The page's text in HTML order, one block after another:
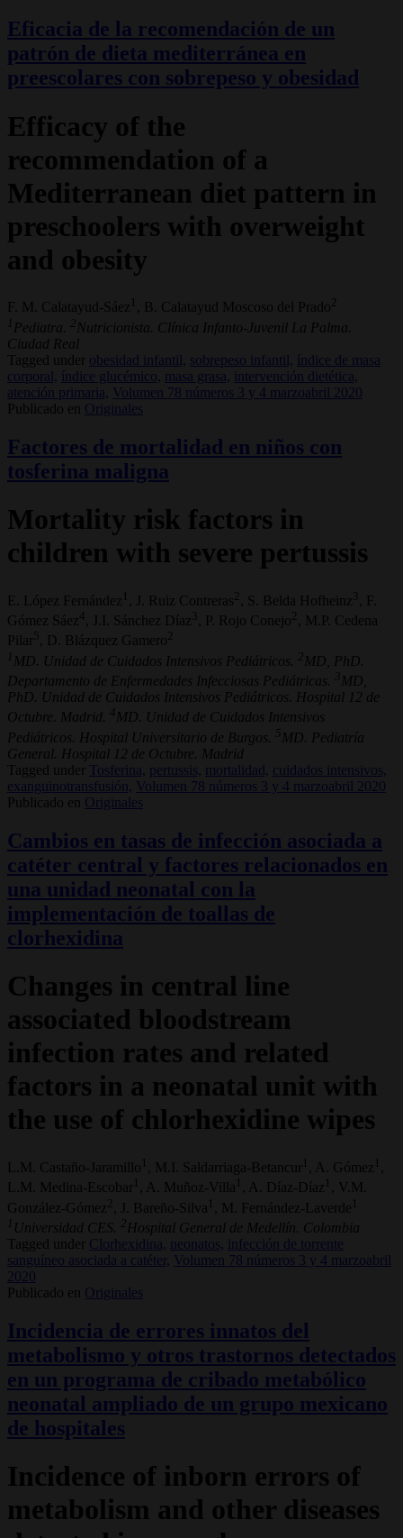
Eficacia de la recomendación de un
patrón de dieta mediterránea en
preescolares con sobrepeso y obesidad
Efficacy of the
recommendation of a
Mediterranean diet pattern in
preschoolers with overweight
and obesity
F. M. Calatayud-Sáez 1 , B. Calatayud Moscoso del Prado2
1 Pediatra. 2 Nutricionista. Clínica Infanto-Juvenil La Palma.
Ciudad Real
Tagged under
obesidad infantil, sobrepeso infantil,
índice de masa
corporal,
índice glucémico, masa grasa,
intervención dietética,
atención primaria,
Volumen 78 números 3 y 4 marzoabril 2020
Publicado en
Originales
Factores de mortalidad en niños con
tosferina maligna
Mortality risk factors in
children with severe pertussis
E. López Fernández 1 , J. Ruiz Contreras , S. Belda Hofheinz 3
, F.
Gómez Sáez4 , J.I. Sánchez Díaz 3 , P. Rojo Conejo
, M.P. Cedena
Pilar 5 , D. Blázquez Gamero2
1 MD. Unidad de Cuidados Intensivos Pediátricos. 2 MD, PhD.
Departamento de Enfermedades Infecciosas Pediátricas.
3 MD,
PhD. Unidad de Cuidados Intensivos Pediátricos. Hospital 12 de
Octubre. Madrid.
4 MD. Unidad de Cuidados Intensivos
Pediátricos. Hospital Universitario de Burgos. 5 MD. Pediatría
General. Hospital 12 de Octubre. Madrid
Tagged under
Tosferina, pertussis, mortalidad, cuidados intensivos,
exanguinotransfusión,
Volumen 78 números 3 y 4 marzoabril 2020
Publicado en
Originales
Cambios en tasas de infección asociada a
catéter central y factores relacionados en
una unidad neonatal con la
implementación de toallas de
clorhexidina
Changes in central line
associated bloodstream
infection rates and related
factors in a neonatal unit with
the use of chlorhexidine wipes
L.M. Castaño-Jaramillo 1 , M.I. Saldarriaga-Betancur 1 , A. Gómez 1
L.M. Medina-Escobar 1 , A. Muñoz-Villa 1 , A. Díaz-Díaz 1
, V.M.
González-Gómez
, J. Bareño-Silva 1 , M. Fernández-Laverde 1
1 Universidad CES. 2 Hospital General de Medellín. Colombia
Tagged under
Clorhexidina, neonatos,
infección de torrente
sanguíneo asociada a catéter,
Volumen 78 números 3 y 4 marzoabril
2020
Publicado en
Originales
Incidencia de errores innatos del
metabolismo y otros trastornos detectados
en un programa de cribado metabólico
neonatal ampliado de un grupo mexicano
de hospitales
Incidence of inborn errors of
metabolism and other diseases